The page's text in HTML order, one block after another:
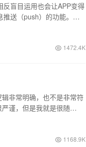
盲目运用也会让APP变得
送（push）的功能。
1472.4K
非常明确，也不是非常符
谨，但是我就是很随
1168.9K